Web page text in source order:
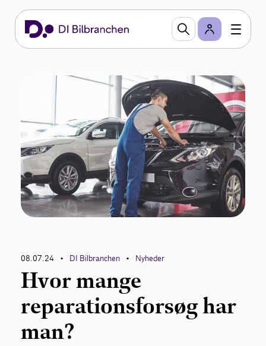
08.07.24 • DI Bilbranchen • Nyheder
Hvor mange
reparationsforsøg har
man?